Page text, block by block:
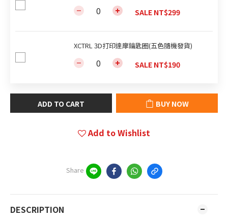
SALE NT$299
XCTRL 3D打印達摩鑰匙圈(五色隨機發貨)
SALE NT$190
ADD TO CART BUY NOW
Add to Wishlist
Share
DESCRIPTION